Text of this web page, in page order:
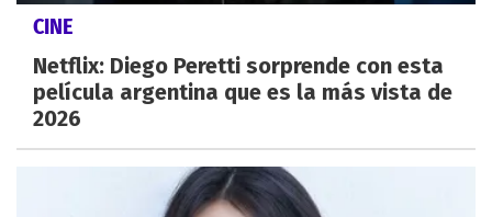
CINE
Netflix: Diego Peretti sorprende con esta
película argentina que es la más vista de
2026